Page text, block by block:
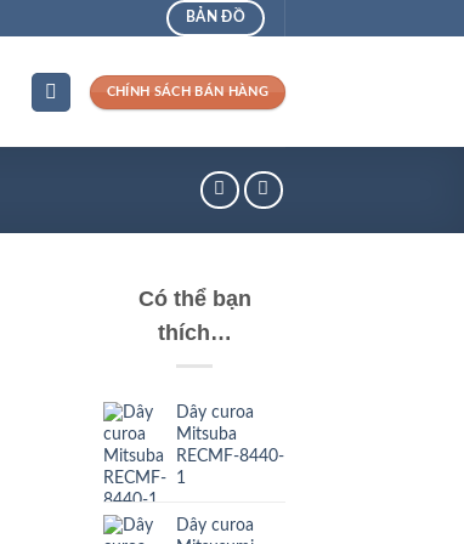
BẢN ĐỒ
CHÍNH SÁCH BÁN HÀNG
Có thể bạn
thích…
Dây curoa
Mitsuba
RECMF-8440-
1
Dây curoa